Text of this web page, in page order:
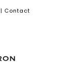
| Contact